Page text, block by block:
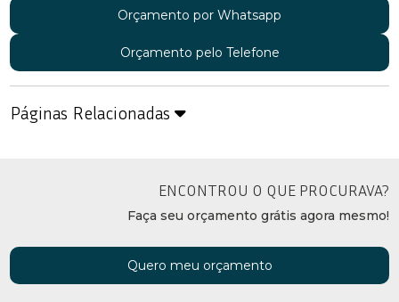
Orçamento por Whatsapp
Orçamento pelo Telefone
Páginas Relacionadas
ENCONTROU O QUE PROCURAVA?
Faça seu orçamento grátis agora mesmo!
Quero meu orçamento